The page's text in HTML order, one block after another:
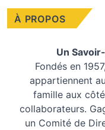
À PROPOS
Un
Fondés en
appartiennent
famille aux
collaborateurs.
un Comité de